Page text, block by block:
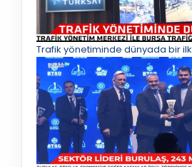
Trafik yönetiminde dünyada bir ilk